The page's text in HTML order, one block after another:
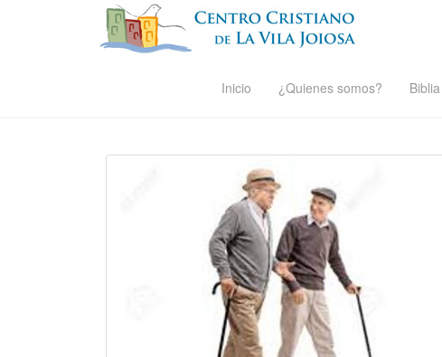
Inicio ¿Quienes somos?